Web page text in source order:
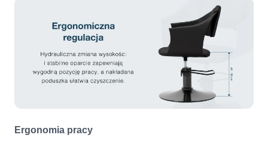
Ergonomia pracy